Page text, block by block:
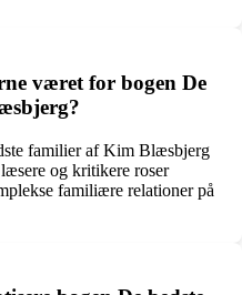
været for bogen De
familier af Kim Blæsbjerg
og kritikere roser
familiære relationer på